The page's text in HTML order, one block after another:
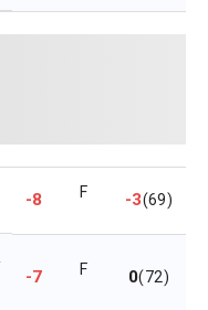
-8 F -3(69)
-7 F 0(72)